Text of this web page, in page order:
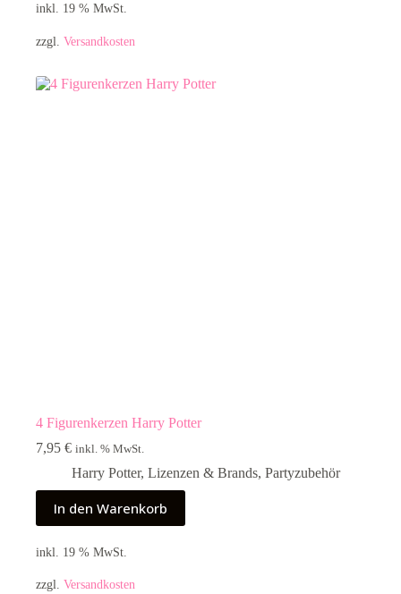
inkl. 19 % MwSt.
zzgl. Versandkosten
4 Figurenkerzen Harry Potter
7,95 € inkl. % MwSt.
Harry Potter, Lizenzen & Brands, Partyzubehör
In den Warenkorb
inkl. 19 % MwSt.
zzgl. Versandkosten